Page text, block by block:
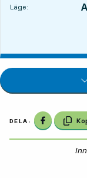
Läge:
LÄGE, A
,
DELA: Dela på